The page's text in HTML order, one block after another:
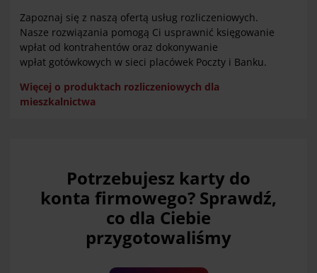
Zapoznaj się z naszą ofertą usług rozliczeniowych.
Nasze rozwiązania pomogą Ci usprawnić księgowanie
wpłat od kontrahentów oraz dokonywanie
wpłat gotówkowych w sieci placówek Poczty i Banku.
Więcej o produktach rozliczeniowych dla
mieszkalnictwa
Potrzebujesz karty do
konta firmowego? Sprawdź,
co dla Ciebie
przygotowaliśmy